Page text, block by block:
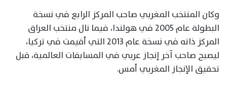
وكان المنتخب المغربي صاحب المركز الرابع في نسخة
البطولة عام 2005 في هولندا، فيما نال منتخب العراق
المركز ذاته في نسخة عام 2013 التي أقيمت في تركيا،
ليصبح صاحب آخر إنجاز عربي في المسابقات العالمية، قبل
تحقيق الإنجاز المغربي أمس.